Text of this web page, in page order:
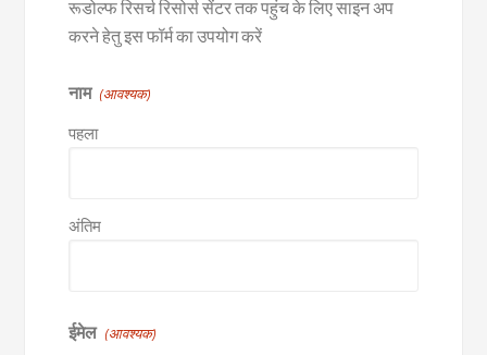
रूडोल्फ रिसर्च रिसोर्स सेंटर तक पहुंच के लिए साइन अप
करने हेतु इस फॉर्म का उपयोग करें
नाम (आवश्यक)
पहला
अंतिम
ईमेल (आवश्यक)